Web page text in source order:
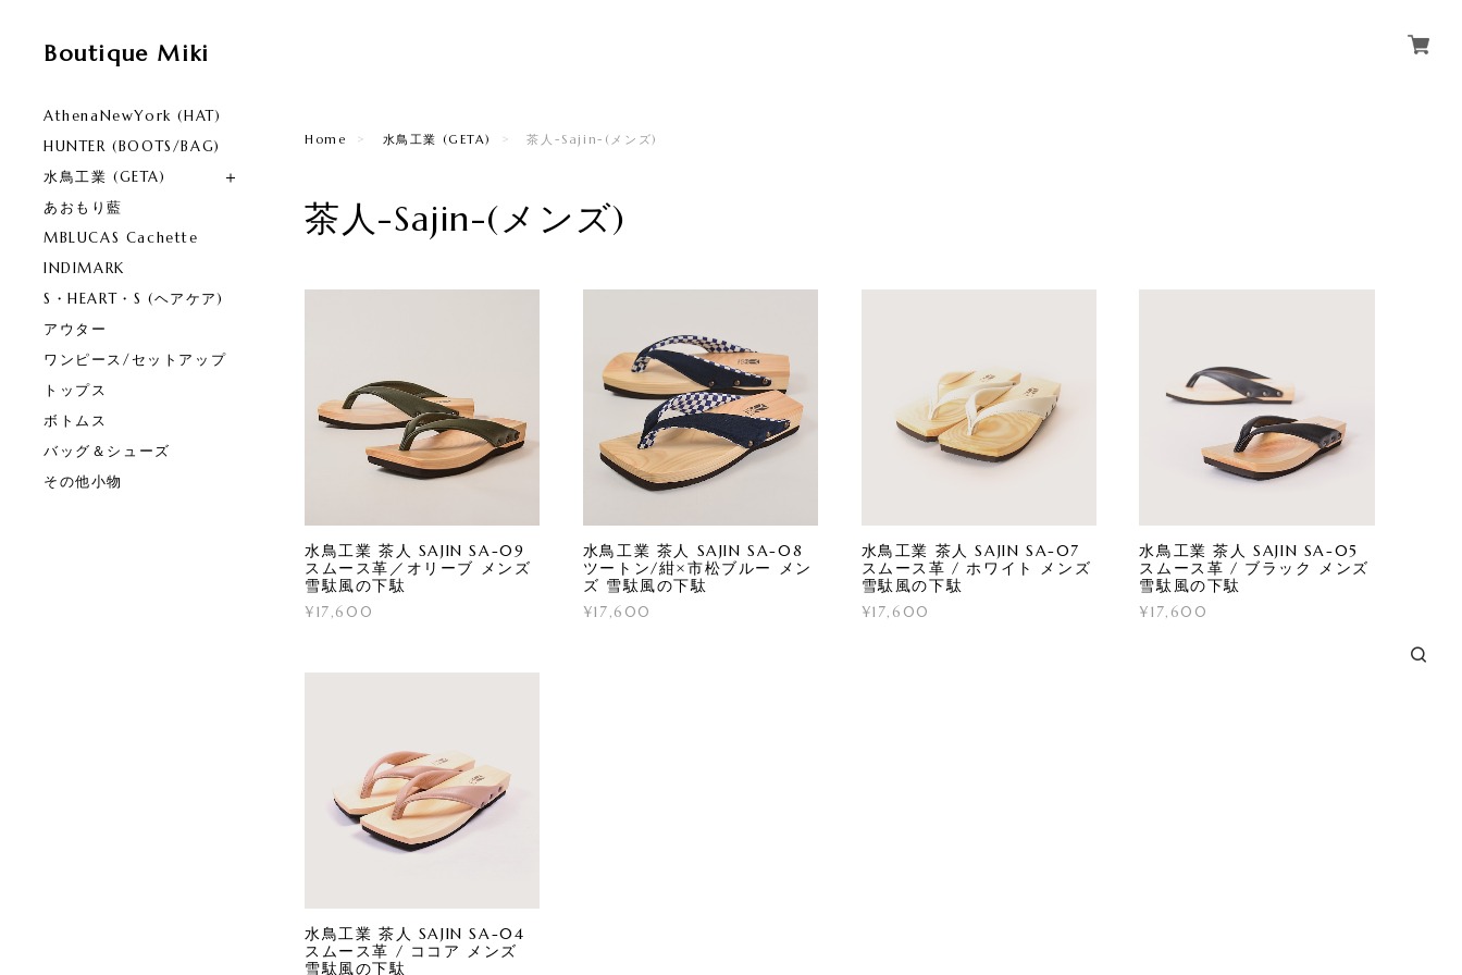
Boutique Miki
AthenaNewYork (HAT)
HUNTER (BOOTS/BAG)
水鳥工業 (GETA)
あおもり藍
MBLUCAS Cachette
INDIMARK
S・HEART・S (ヘアケア)
アウター
ワンピース/セットアップ
トップス
ボトムス
バッグ＆シューズ
その他小物
Home 水鳥工業 (GETA) 茶人-Sajin-(メンズ)
茶人-Sajin-(メンズ)
水鳥工業 茶人 SAJIN SA-09
スムース革／オリーブ メンズ
雪駄風の下駄
¥17,600
水鳥工業 茶人 SAJIN SA-08
ツートン/紺×市松ブルー メン
ズ 雪駄風の下駄
¥17,600
水鳥工業 茶人 SAJIN SA-07
スムース革 / ホワイト メンズ
雪駄風の下駄
¥17,600
水鳥工業 茶人 SAJIN SA-05
スムース革 / ブラック メンズ
雪駄風の下駄
¥17,600
水鳥工業 茶人 SAJIN SA-04
スムース革 / ココア メンズ
雪駄風の下駄